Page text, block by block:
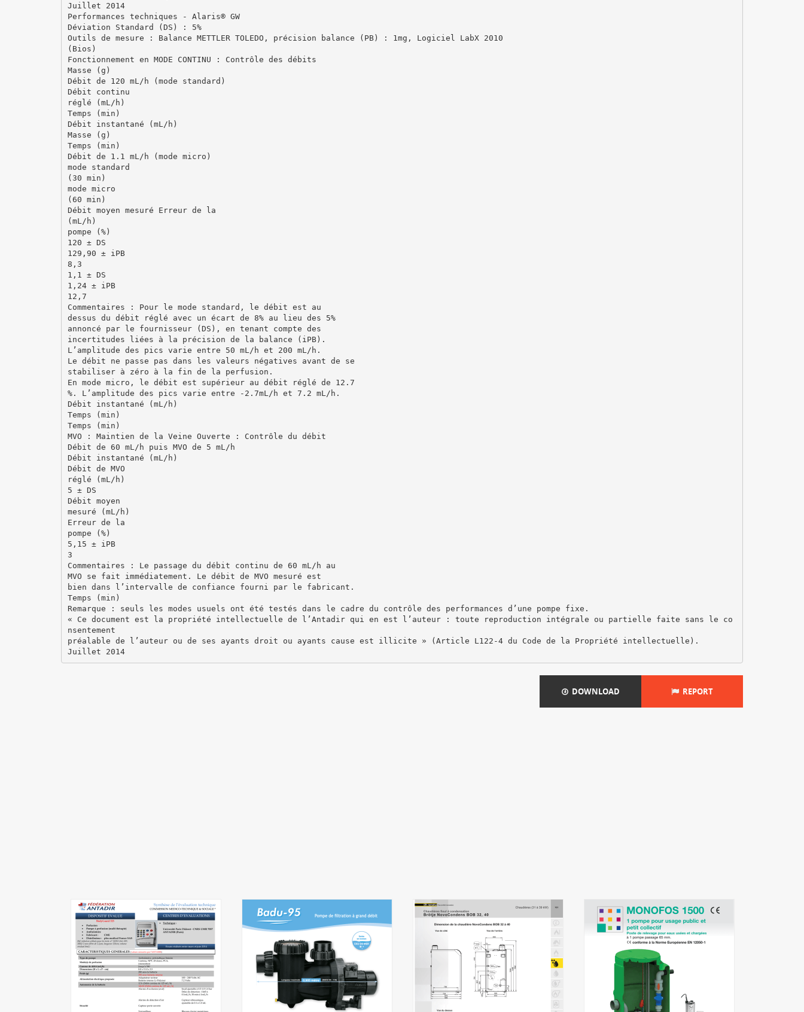
Juillet 2014
Performances techniques - Alaris® GW
Déviation Standard (DS) : 5%
Outils de mesure : Balance METTLER TOLEDO, précision balance (PB) : 1mg, Logiciel LabX 2010
(Bios)
Fonctionnement en MODE CONTINU : Contrôle des débits
Masse (g)
Débit de 120 mL/h (mode standard)
Débit continu
réglé (mL/h)
Temps (min)
Débit instantané (mL/h)
Masse (g)
Temps (min)
Débit de 1.1 mL/h (mode micro)
mode standard
(30 min)
mode micro
(60 min)
Débit moyen mesuré Erreur de la
(mL/h)
pompe (%)
120 ± DS
129,90 ± iPB
8,3
1,1 ± DS
1,24 ± iPB
12,7
Commentaires : Pour le mode standard, le débit est au
dessus du débit réglé avec un écart de 8% au lieu des 5%
annoncé par le fournisseur (DS), en tenant compte des
incertitudes liées à la précision de la balance (iPB).
L’amplitude des pics varie entre 50 mL/h et 200 mL/h.
Le débit ne passe pas dans les valeurs négatives avant de se
stabiliser à zéro à la fin de la perfusion.
En mode micro, le débit est supérieur au débit réglé de 12.7
%. L’amplitude des pics varie entre -2.7mL/h et 7.2 mL/h.
Débit instantané (mL/h)
Temps (min)
Temps (min)
MVO : Maintien de la Veine Ouverte : Contrôle du débit
Débit de 60 mL/h puis MVO de 5 mL/h
Débit instantané (mL/h)
Débit de MVO
réglé (mL/h)
5 ± DS
Débit moyen
mesuré (mL/h)
Erreur de la
pompe (%)
5,15 ± iPB
3
Commentaires : Le passage du débit continu de 60 mL/h au
MVO se fait immédiatement. Le débit de MVO mesuré est
bien dans l’intervalle de confiance fourni par le fabricant.
Temps (min)
Remarque : seuls les modes usuels ont été testés dans le cadre du contrôle des performances d’une pompe fixe.
« Ce document est la propriété intellectuelle de l’Antadir qui en est l’auteur : toute reproduction intégrale ou partielle faite sans le co
nsentement
préalable de l’auteur ou de ses ayants droit ou ayants cause est illicite » (Article L122-4 du Code de la Propriété intellectuelle).
Juillet 2014
DOWNLOAD REPORT